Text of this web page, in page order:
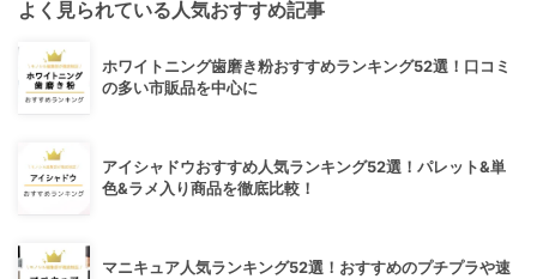
よく見られている人気おすすめ記事
ホワイトニング歯磨き粉おすすめランキング52選！口コミ
の多い市販品を中心に
アイシャドウおすすめ人気ランキング52選！パレット&単
色&ラメ入り商品を徹底比較！
マニキュア人気ランキング52選！おすすめのプチプラや速